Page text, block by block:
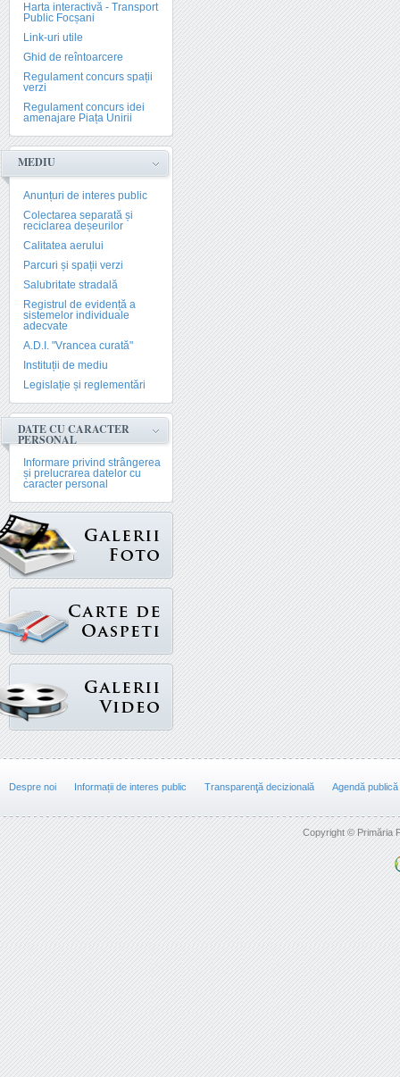
Harta interactivă - Transport
Public Focșani
Link-uri utile
Ghid de reîntoarcere
Regulament concurs spații
verzi
Regulament concurs idei
amenajare Piața Unirii
MEDIU
Anunțuri de interes public
Colectarea separată și
reciclarea deșeurilor
Calitatea aerului
Parcuri și spații verzi
Salubritate stradală
Registrul de evidență a
sistemelor individuale
adecvate
A.D.I. "Vrancea curată"
Instituții de mediu
Legislație și reglementări
DATE CU CARACTER
PERSONAL
Informare privind strângerea
și prelucrarea datelor cu
caracter personal
Despre noi Informații de interes public Transparenţă decizională Agendă publică
Copyright © Primăria